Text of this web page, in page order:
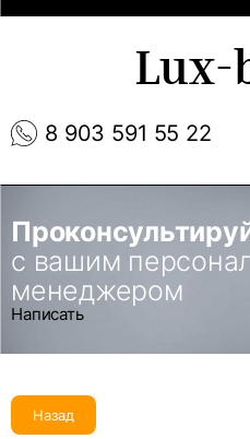
8 903 591 55 22
Lux-
с вашим
менеджером
Написать
Назад